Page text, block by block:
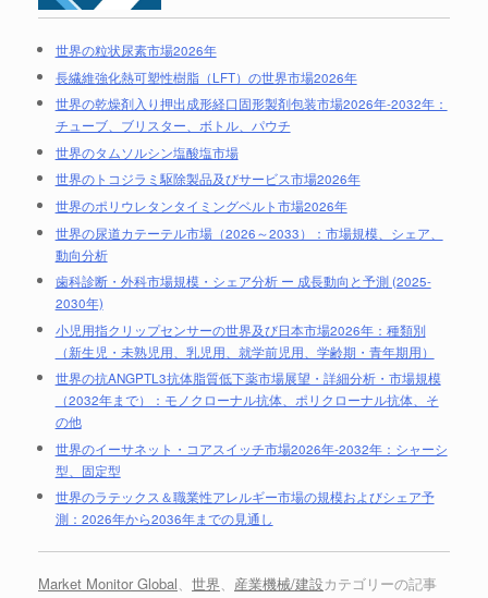
世界の粒状尿素市場2026年
長繊維強化熱可塑性樹脂（LFT）の世界市場2026年
世界の乾燥剤入り押出成形経口固形製剤包装市場2026年-2032年：
チューブ、ブリスター、ボトル、パウチ
世界のタムソルシン塩酸塩市場
世界のトコジラミ駆除製品及びサービス市場2026年
世界のポリウレタンタイミングベルト市場2026年
世界の尿道カテーテル市場（2026～2033）：市場規模、シェア、
動向分析
歯科診断・外科市場規模・シェア分析 ー 成長動向と予測 (2025-
2030年)
小児用指クリップセンサーの世界及び日本市場2026年：種類別
（新生児・未熟児用、乳児用、就学前児用、学齢期・青年期用）
世界の抗ANGPTL3抗体脂質低下薬市場展望・詳細分析・市場規模
（2032年まで）：モノクローナル抗体、ポリクローナル抗体、そ
の他
世界のイーサネット・コアスイッチ市場2026年-2032年：シャーシ
型、固定型
世界のラテックス＆職業性アレルギー市場の規模およびシェア予
測：2026年から2036年までの見通し
Market Monitor Global、 世界、 産業機械/建設カテゴリーの記事